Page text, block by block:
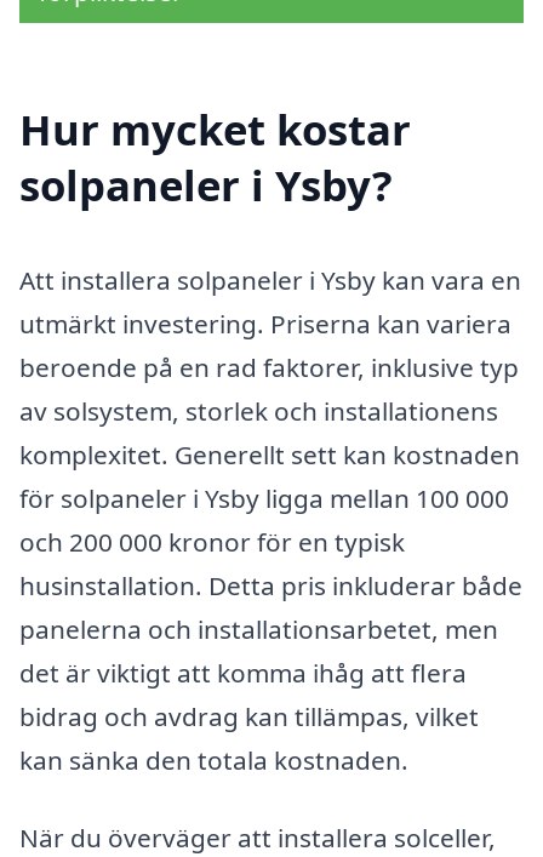
Hur mycket kostar
solpaneler i Ysby?
Att installera solpaneler i Ysby kan vara en
utmärkt investering. Priserna kan variera
beroende på en rad faktorer, inklusive typ
av solsystem, storlek och installationens
komplexitet. Generellt sett kan kostnaden
för solpaneler i Ysby ligga mellan 100 000
och 200 000 kronor för en typisk
husinstallation. Detta pris inkluderar både
panelerna och installationsarbetet, men
det är viktigt att komma ihåg att flera
bidrag och avdrag kan tillämpas, vilket
kan sänka den totala kostnaden.
När du överväger att installera solceller,